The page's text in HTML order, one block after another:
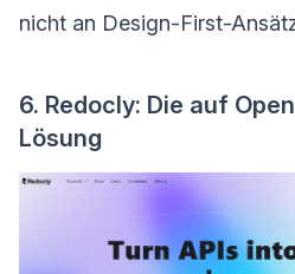
nicht an Design-First-
6. Redocly: Die auf
Lösung